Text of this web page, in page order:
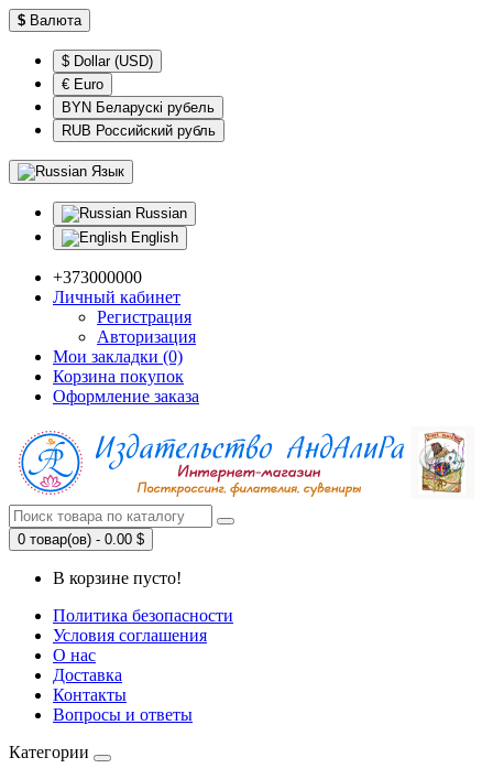
$ Валюта
$ Dollar (USD)
€ Euro
BYN Беларускі рубель
RUB Российский рубль
Язык
Russian
English
+373000000
Личный кабинет
Регистрация
Авторизация
Мои закладки (0)
Корзина покупок
Оформление заказа
0 товар(ов) - 0.00 $
В корзине пусто!
Политика безопасности
Условия соглашения
О нас
Доставка
Контакты
Вопросы и ответы
Категории